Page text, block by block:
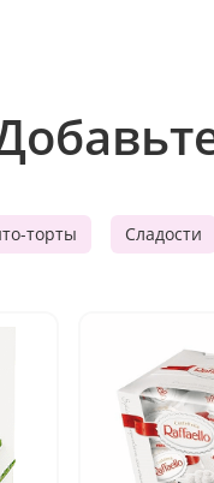
торты Сладости